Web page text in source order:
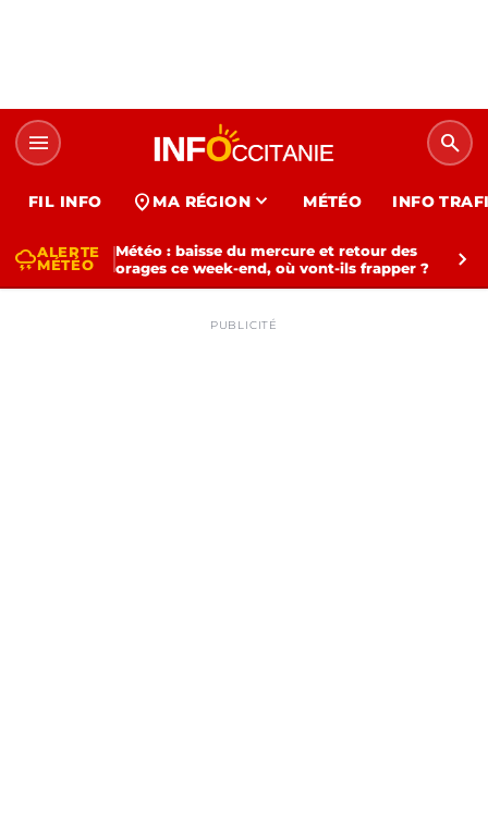
menu search
FIL INFO location_on MA RÉGION expand_more MÉTÉO INFO
thunderstormALERTE
MÉTÉO
Météo : baisse du mercure et retour des
orages ce week-end, où vont-ils frapper ?
chevron_right
PUBLICITÉ